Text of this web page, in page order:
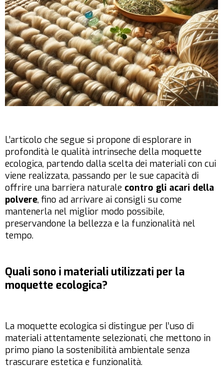
L’articolo che segue si propone di esplorare in
profondità le qualità intrinseche della moquette
ecologica, partendo dalla scelta dei materiali con cui
viene realizzata, passando per le sue capacità di
offrire una barriera naturale contro gli acari della
polvere, fino ad arrivare ai consigli su come
mantenerla nel miglior modo possibile,
preservandone la bellezza e la funzionalità nel
tempo.
Quali sono i materiali utilizzati per la
moquette ecologica?
La moquette ecologica si distingue per l’uso di
materiali attentamente selezionati, che mettono in
primo piano la sostenibilità ambientale senza
trascurare estetica e funzionalità.